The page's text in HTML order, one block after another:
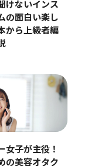
けないインス
の面白い楽し
から上級者編
女子が主役！
の美容オタク